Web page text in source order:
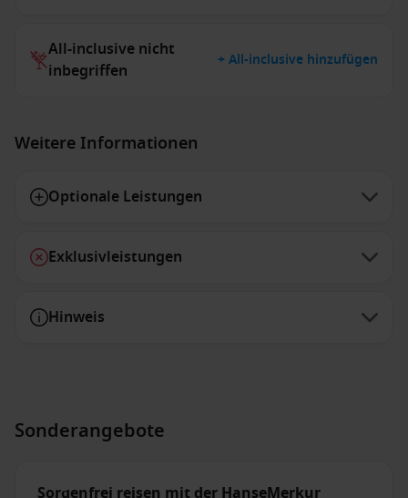
All-inclusive nicht
inbegriffen
+ All-inclusive hinzufügen
Weitere Informationen
Optionale Leistungen
Exklusivleistungen
Hinweis
Sonderangebote
Sorgenfrei reisen mit der HanseMerkur